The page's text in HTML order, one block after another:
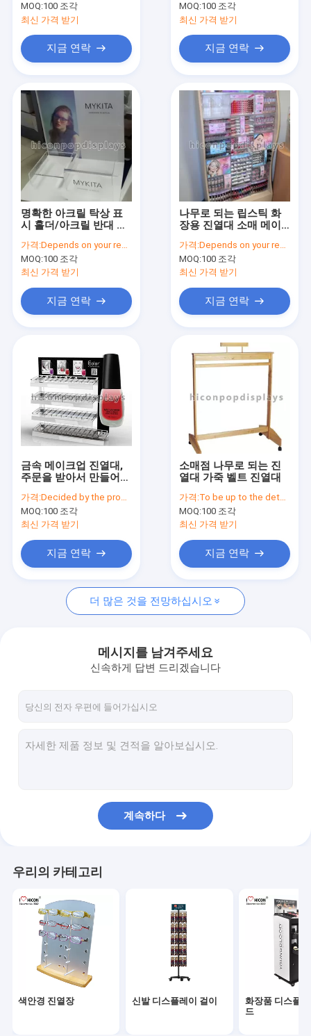
제품 소개
회사 소개
공장 투어
견적 요청
신발 디스플레이 걸이
옷가게 정착물
도와 진열대
부속품 진열대
금속 디스플레이 선반
나무 디스플레이 선반
아크릴 진열장
마루 진열대
MOQ:100 조각
최신 가격 받기
지금 연락
MOQ:100 조각
최신 가격 받기
지금 연락
명확한 아크릴 탁상 표
시 홀더/아크릴 반대 진
가격:Depends on your requirements
MOQ:100 조각
최신 가격 받기
지금 연락
나무로 되는 립스틱 화
장용 진열대 소매 메이
가격:Depends on your requirements
MOQ:100 조각
최신 가격 받기
지금 연락
금속 메이크업 진열대,
주문을 받아서 만들어지
시
가격:Decided by the product specifications
MOQ:100 조각
최신 가격 받기
지금 연락
소매점 나무로 되는 진
열대 가죽 벨트 진열대
가격:To be up to the details
MOQ:100 조각
최신 가격 받기
지금 연락
더 많은 것을 전망하십시오
메시지를 남겨주세요
신속하게 답변 드리겠습니다
계속하다
우리의 카테고리
색안경 진열장 신발 디스플레이 걸이
화장품 디스플
드